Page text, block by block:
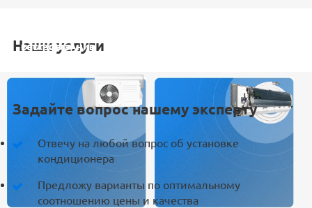
Наши услуги
УСТАНОВКА
ОБСЛУЖИВАНИЕ
Задайте вопрос нашему эксперту
Отвечу на любой вопрос об установке
кондиционера
Предложу варианты по оптимальному
соотношению цены и качества